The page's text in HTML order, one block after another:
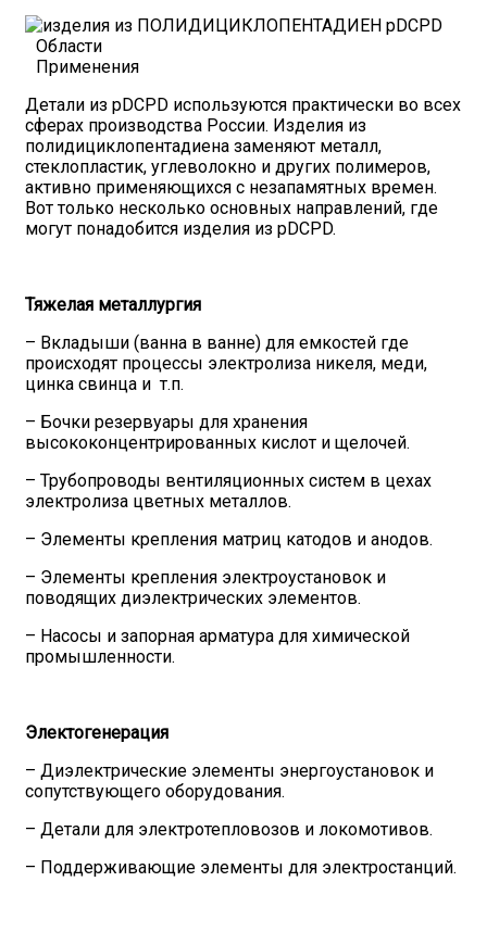
Области
Применения
Детали из pDCPD используются практически во всех
сферах производства России. Изделия из
полидициклопентадиена заменяют металл,
стеклопластик, углеволокно и других полимеров,
активно применяющихся с незапамятных времен.
Вот только несколько основных направлений, где
могут понадобится изделия из pDCPD.
Тяжелая металлургия
– Вкладыши (ванна в ванне) для емкостей где
происходят процессы электролиза никеля, меди,
цинка свинца и т.п.
– Бочки резервуары для хранения
высококонцентрированных кислот и щелочей.
– Трубопроводы вентиляционных систем в цехах
электролиза цветных металлов.
– Элементы крепления матриц катодов и анодов.
– Элементы крепления электроустановок и
поводящих диэлектрических элементов.
– Насосы и запорная арматура для химической
промышленности.
Электогенерация
– Диэлектрические элементы энергоустановок и
сопутствующего оборудования.
– Детали для электротепловозов и локомотивов.
– Поддерживающие элементы для электростанций.